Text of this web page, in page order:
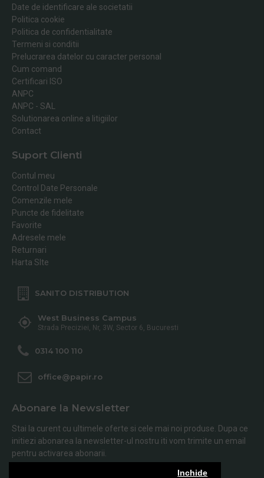
Inchide
Date de identificare ale societatii
Politica cookie
Politica de confidentialitate
Termeni si conditii
Prelucrarea datelor cu caracter personal
Cum comand
Certificari ISO
ANPC
ANPC - SAL
Solutionarea online a litigiilor
Contact
Suport Clienti
Contul meu
Control Date Personale
Comenzile mele
Puncte de fidelitate
Favorite
Adresele mele
Returnari
Harta SIte
SANITO DISTRIBUTION
West Business Campus
Strada Preciziei, Nr, 3W, Sector 6, Bucuresti
0314 100 110
office@papir.ro
Abonare la Newsletter
Stai la curent cu ultimele oferte si cele mai noi produse. Dupa ce
initiezi abonarea la newsletter-ul nostru iti vom trimite un email
pentru activarea abonarii.